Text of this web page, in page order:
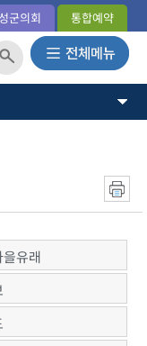
군의회 통합예약
유래